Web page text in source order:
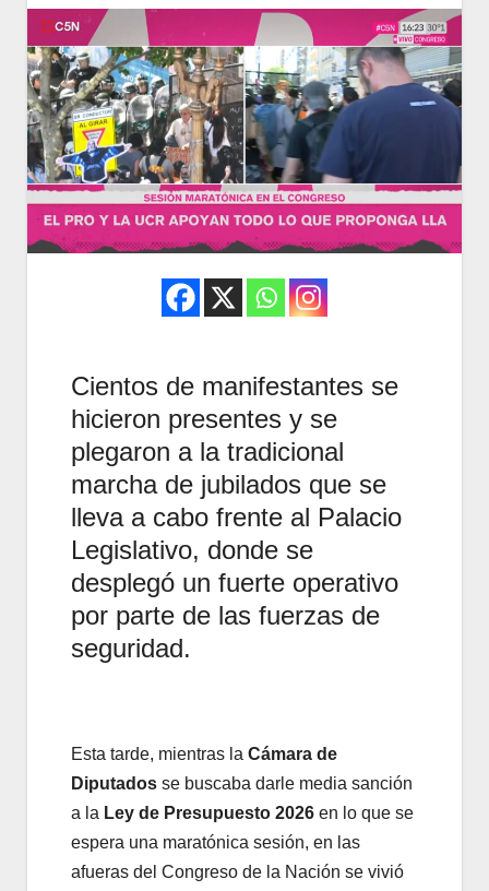
Cientos de manifestantes se
hicieron presentes y se
plegaron a la tradicional
marcha de jubilados que se
lleva a cabo frente al Palacio
Legislativo, donde se
desplegó un fuerte operativo
por parte de las fuerzas de
seguridad.
Esta tarde, mientras la Cámara de
Diputados se buscaba darle media sanción
a la Ley de Presupuesto 2026 en lo que se
espera una maratónica sesión, en las
afueras del Congreso de la Nación se vivió